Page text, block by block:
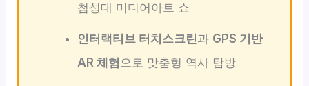
첨성대 미디어아트 쇼
인터랙티브 터치스크린과 GPS 기반
AR 체험 으로 맞춤형 역사 탐방